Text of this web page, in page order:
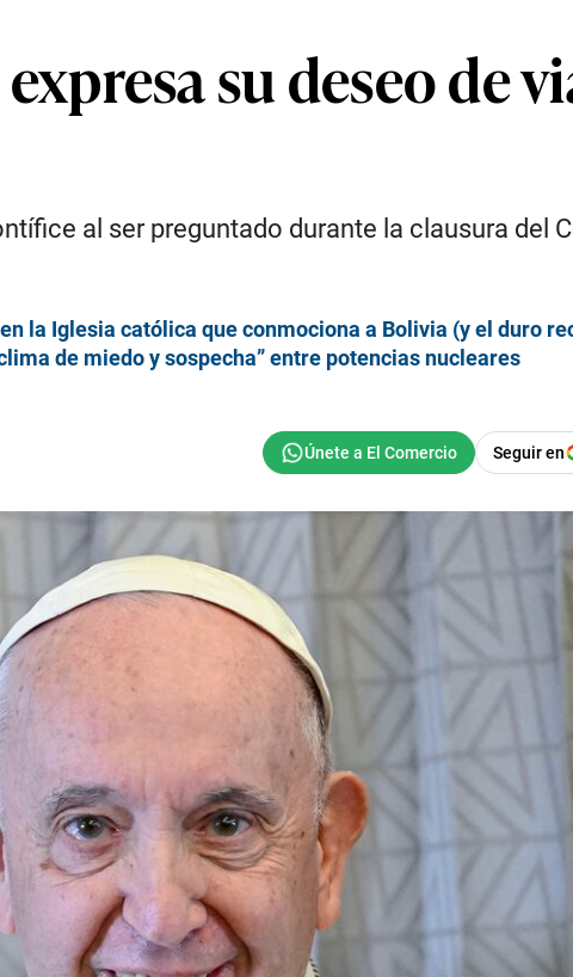
su deseo de
al ser preguntado durante la clausura del
la Iglesia católica que conmociona a Bolivia (y el duro
de miedo y sospecha” entre potencias nucleares
Seguir en